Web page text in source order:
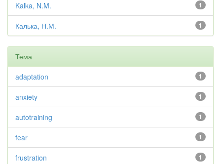
1
Kalka, N.M.
1
Калька, Н.М.
Тема
1
adaptation
1
anxiety
1
autotraining
1
fear
1
frustration